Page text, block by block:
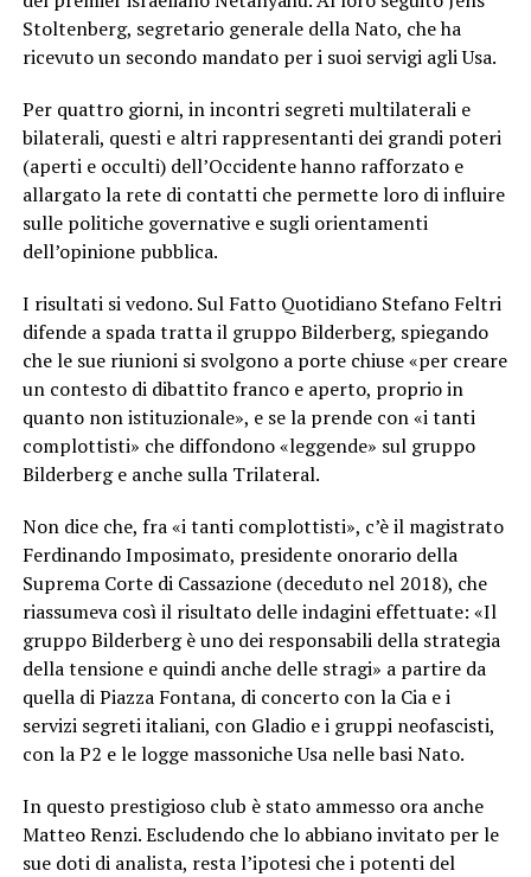
Stoltenberg, segretario generale della Nato, che ha
ricevuto un secondo mandato per i suoi servigi agli Usa.
Per quattro giorni, in incontri segreti multilaterali e
bilaterali, questi e altri rappresentanti dei grandi poteri
(aperti e occulti) dell’Occidente hanno rafforzato e
allargato la rete di contatti che permette loro di influire
sulle politiche governative e sugli orientamenti
dell’opinione pubblica.
I risultati si vedono. Sul Fatto Quotidiano Stefano Feltri
difende a spada tratta il gruppo Bilderberg, spiegando
che le sue riunioni si svolgono a porte chiuse «per creare
un contesto di dibattito franco e aperto, proprio in
quanto non istituzionale», e se la prende con «i tanti
complottisti» che diffondono «leggende» sul gruppo
Bilderberg e anche sulla Trilateral.
Non dice che, fra «i tanti complottisti», c’è il magistrato
Ferdinando Imposimato, presidente onorario della
Suprema Corte di Cassazione (deceduto nel 2018), che
riassumeva così il risultato delle indagini effettuate: «Il
gruppo Bilderberg è uno dei responsabili della strategia
della tensione e quindi anche delle stragi» a partire da
quella di Piazza Fontana, di concerto con la Cia e i
servizi segreti italiani, con Gladio e i gruppi neofascisti,
con la P2 e le logge massoniche Usa nelle basi Nato.
In questo prestigioso club è stato ammesso ora anche
Matteo Renzi. Escludendo che lo abbiano invitato per le
sue doti di analista, resta l’ipotesi che i potenti del